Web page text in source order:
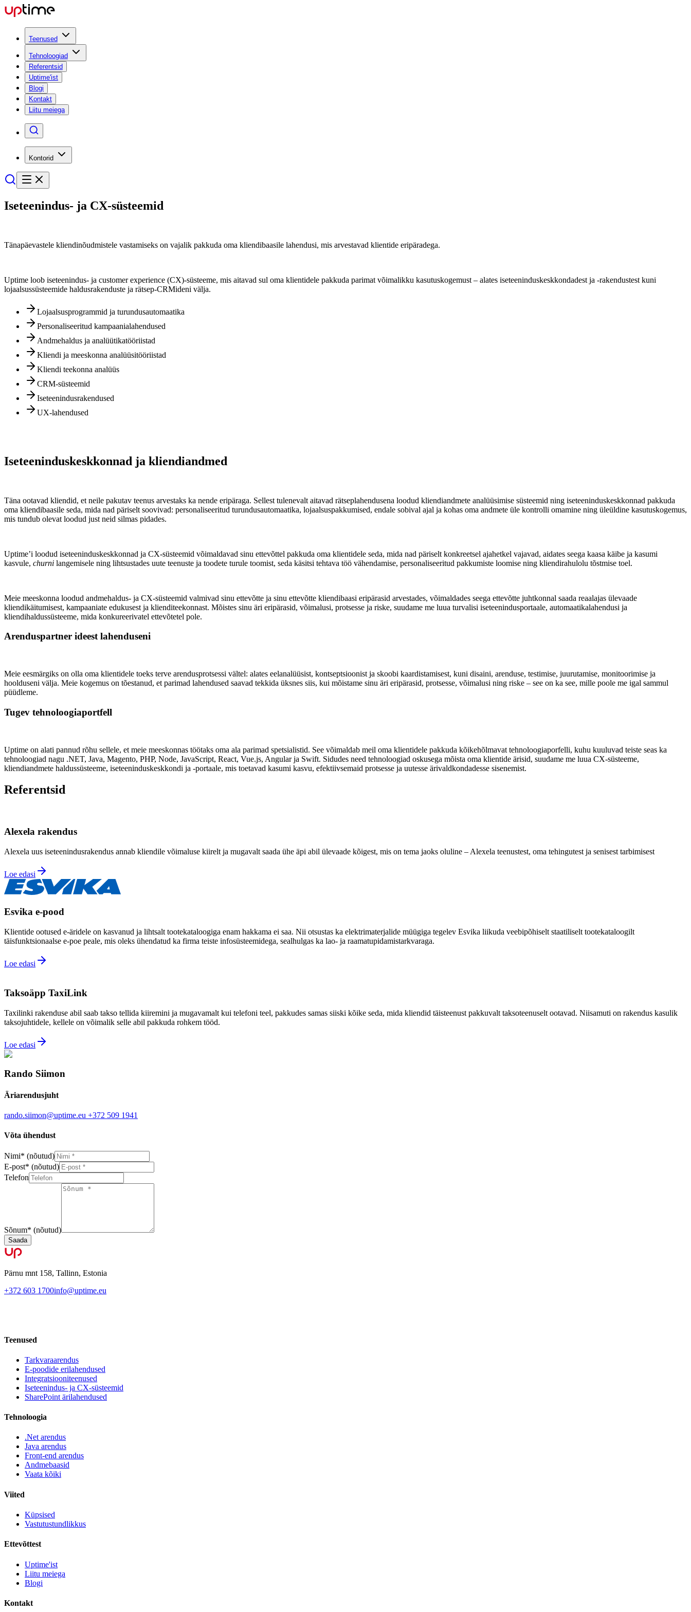
Teenused
Tehnoloogiad
Referentsid
Uptime'ist
Blogi
Kontakt
Liitu meiega
Kontorid
Iseteenindus- ja CX-süsteemid
Tänapäevastele kliendinõudmistele vastamiseks on vajalik pakkuda oma kliendibaasile lahendusi, mis arvestavad klientide eripäradega.
Uptime loob iseteenindus- ja customer experience (CX)-süsteeme, mis aitavad sul oma klientidele pakkuda parimat võimalikku kasutuskogemust – alates iseteeninduskeskkondadest ja -rakendustest kuni
lojaalsussüsteemide haldusrakenduste ja rätsep-CRMideni välja.
Lojaalsusprogrammid ja turundusautomaatika
Personaliseeritud kampaanialahendused
Andmehaldus ja analüütikatööriistad
Kliendi ja meeskonna analüüsitööriistad
Kliendi teekonna analüüs
CRM-süsteemid
Iseteenindusrakendused
UX-lahendused
Iseteeninduskeskkonnad ja kliendiandmed
Täna ootavad kliendid, et neile pakutav teenus arvestaks ka nende eripäraga. Sellest tulenevalt aitavad rätseplahendusena loodud kliendiandmete analüüsimise süsteemid ning iseteeninduskeskkonnad pakkuda
oma kliendibaasile seda, mida nad päriselt soovivad: personaliseeritud turundusautomaatika, lojaalsuspakkumised, endale sobival ajal ja kohas oma andmete üle kontrolli omamine ning üleüldine kasutuskogemus,
mis tundub olevat loodud just neid silmas pidades.
Uptime’i loodud iseteeninduskeskkonnad ja CX-süsteemid võimaldavad sinu ettevõttel pakkuda oma klientidele seda, mida nad päriselt konkreetsel ajahetkel vajavad, aidates seega kaasa käibe ja kasumi
kasvule, churni langemisele ning lihtsustades uute teenuste ja toodete turule toomist, seda käsitsi tehtava töö vähendamise, personaliseeritud pakkumiste loomise ning kliendirahulolu tõstmise toel.
Meie meeskonna loodud andmehaldus- ja CX-süsteemid valmivad sinu ettevõtte ja sinu ettevõtte kliendibaasi eripärasid arvestades, võimaldades seega ettevõtte juhtkonnal saada reaalajas ülevaade
kliendikäitumisest, kampaaniate edukusest ja klienditeekonnast. Mõistes sinu äri eripärasid, võimalusi, protsesse ja riske, suudame me luua turvalisi iseteenindusportaale, automaatikalahendusi ja
kliendihaldussüsteeme, mida konkureerivatel ettevõtetel pole.
Arenduspartner ideest lahenduseni
Meie eesmärgiks on olla oma klientidele toeks terve arendusprotsessi vältel: alates eelanalüüsist, kontseptsioonist ja skoobi kaardistamisest, kuni disaini, arenduse, testimise, juurutamise, monitoorimise ja
hoolduseni välja. Meie kogemus on tõestanud, et parimad lahendused saavad tekkida üksnes siis, kui mõistame sinu äri eripärasid, protsesse, võimalusi ning riske – see on ka see, mille poole me igal sammul
püüdleme.
Tugev tehnoloogiaportfell
Uptime on alati pannud rõhu sellele, et meie meeskonnas töötaks oma ala parimad spetsialistid. See võimaldab meil oma klientidele pakkuda kõikehõlmavat tehnoloogiaporfelli, kuhu kuuluvad teiste seas ka
tehnoloogiad nagu .NET, Java, Magento, PHP, Node, JavaScript, React, Vue.js, Angular ja Swift. Sidudes need tehnoloogiad oskusega mõista oma klientide ärisid, suudame me luua CX-süsteeme,
kliendiandmete haldussüsteeme, iseteeninduskeskkondi ja -portaale, mis toetavad kasumi kasvu, efektiivsemaid protsesse ja uutesse ärivaldkondadesse sisenemist.
Referentsid
Alexela rakendus
Alexela uus iseteenindusrakendus annab kliendile võimaluse kiirelt ja mugavalt saada ühe äpi abil ülevaade kõigest, mis on tema jaoks oluline – Alexela teenustest, oma tehingutest ja senisest tarbimisest
Loe edasi
Esvika e-pood
Klientide ootused e-äridele on kasvanud ja lihtsalt tootekataloogiga enam hakkama ei saa. Nii otsustas ka elektrimaterjalide müügiga tegelev Esvika liikuda veebipõhiselt staatiliselt tootekataloogilt
täisfunktsionaalse e-poe peale, mis oleks ühendatud ka firma teiste infosüsteemidega, sealhulgas ka lao- ja raamatupidamistarkvaraga.
Loe edasi
Taksoäpp TaxiLink
Taxilinki rakenduse abil saab takso tellida kiiremini ja mugavamalt kui telefoni teel, pakkudes samas siiski kõike seda, mida kliendid täisteenust pakkuvalt taksoteenuselt ootavad. Niisamuti on rakendus kasulik
taksojuhtidele, kellele on võimalik selle abil pakkuda rohkem tööd.
Loe edasi
Rando Siimon
Äriarendusjuht
rando.siimon@uptime.eu +372 509 1941
Võta ühendust
Nimi* (nõutud)
E-post* (nõutud)
Telefon
Sõnum* (nõutud)
Saada
Pärnu mnt 158, Tallinn, Estonia
+372 603 1700info@uptime.eu
Teenused
Tarkvaraarendus
E-poodide erilahendused
Integratsiooniteenused
Iseteenindus- ja CX-süsteemid
SharePoint ärilahendused
Tehnoloogia
.Net arendus
Java arendus
Front-end arendus
Andmebaasid
Vaata kõiki
Viited
Küpsised
Vastutustundlikkus
Ettevõttest
Uptime'ist
Liitu meiega
Blogi
Kontakt